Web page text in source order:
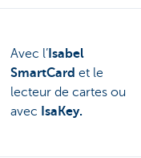
Avec l’ Isabel
SmartCard et le
lecteur de cartes ou
avec IsaKey.